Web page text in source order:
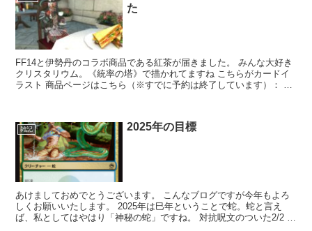
た
FF14と伊勢丹のコラボ商品である紅茶が届きました。 みんな大好き
クリスタリウム。《統率の塔》で描かれてますね こちらがカードイ
ラスト 商品ページはこちら（※すでに予約は終了しています）： す
雑記 2025年の目標
あけましておめでとうございます。 こんなブログですが今年もよろ
しくお願いいたします。 2025年は巳年ということで蛇。蛇と言え
ば、私としてはやはり「神秘の蛇」ですね。 対抗呪文のついた2/2 亜